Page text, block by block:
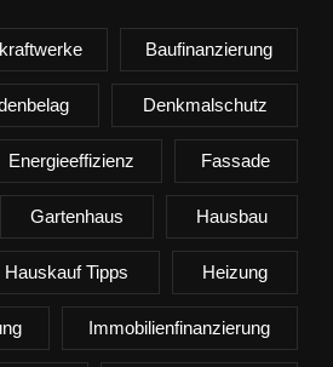
Baufinanzierung
Denkmalschutz
Energieeffizienz Fassade
Gartenhaus Hausbau
Hauskauf Tipps Heizung
Immobilienfinanzierung